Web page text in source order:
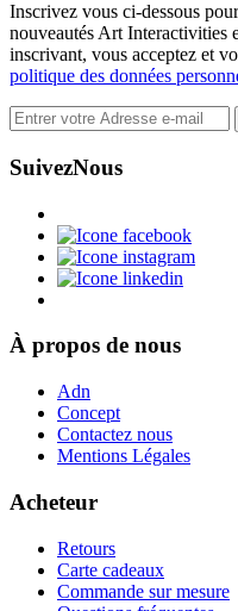
Inscrivez vous ci-dessous
nouveautés Art Interactivities
inscrivant, vous acceptez et
politique des données
SuivezNous
À propos de nous
Adn
Concept
Contactez nous
Mentions Légales
Acheteur
Retours
Carte cadeaux
Commande sur mesure